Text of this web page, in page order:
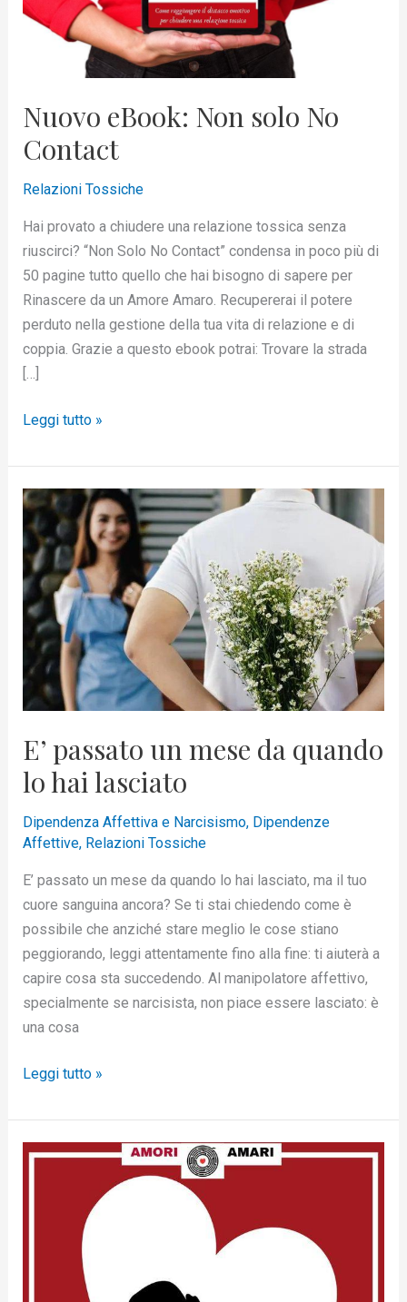
Nuovo eBook: Non solo No
Contact
Relazioni Tossiche
Hai provato a chiudere una relazione tossica senza
riuscirci? “Non Solo No Contact” condensa in poco più di
50 pagine tutto quello che hai bisogno di sapere per
Rinascere da un Amore Amaro. Recupererai il potere
perduto nella gestione della tua vita di relazione e di
coppia. Grazie a questo ebook potrai: Trovare la strada
[…]
Leggi tutto »
E’ passato un mese da quando
lo hai lasciato
Dipendenza Affettiva e Narcisismo, Dipendenze
Affettive, Relazioni Tossiche
E’ passato un mese da quando lo hai lasciato, ma il tuo
cuore sanguina ancora? Se ti stai chiedendo come è
possibile che anziché stare meglio le cose stiano
peggiorando, leggi attentamente fino alla fine: ti aiuterà a
capire cosa sta succedendo. Al manipolatore affettivo,
specialmente se narcisista, non piace essere lasciato: è
una cosa
E’
passato
un
mese
da
quando
lo
hai
lasciato
Leggi tutto »
L’amore